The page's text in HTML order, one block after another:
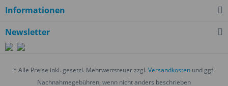
Informationen
Newsletter
* Alle Preise inkl. gesetzl. Mehrwertsteuer zzgl. Versandkosten und ggf.
Nachnahmegebühren, wenn nicht anders beschrieben